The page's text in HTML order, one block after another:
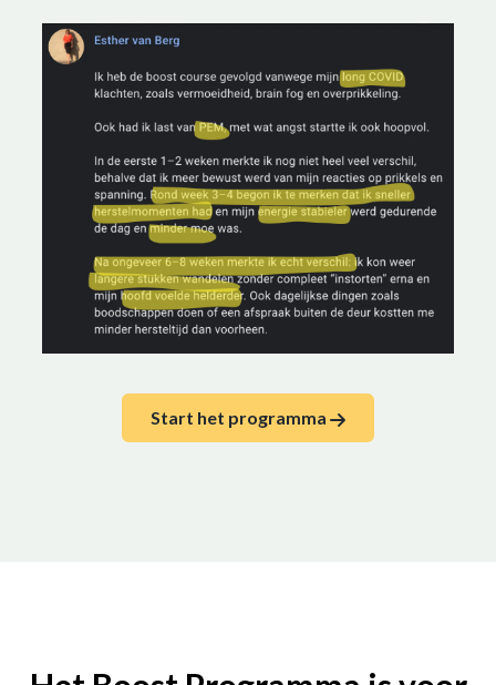
Start het programma